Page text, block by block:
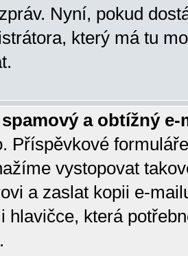
Nyní, pokud
který má tu
a obtížný
Příspěvkové
vystopovat
a zaslat kopii e-
hlavičce, která